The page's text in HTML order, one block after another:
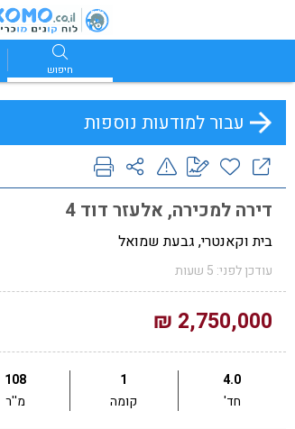
חיפוש
עבור למודעות נוספות
דירה למכירה, אלעזר דוד 4
בית וקאנטרי, גבעת שמואל
עודכן לפני: 5 שעות
2,750,000 ₪
4.0
חד'
1
קומה
108
מ''ר